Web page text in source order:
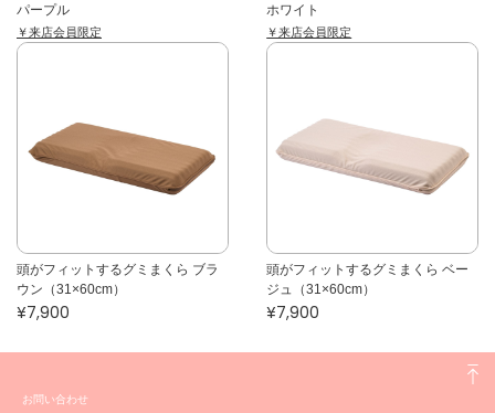
パープル
￥来店会員限定
ホワイト
￥来店会員限定
頭がフィットするグミまくら ブラ
ウン（31×60cm）
¥7,900
頭がフィットするグミまくら ベー
ジュ（31×60cm）
¥7,900
お問い合わせ